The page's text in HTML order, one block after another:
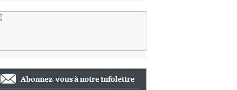
Abonnez-vous à notre infolettre